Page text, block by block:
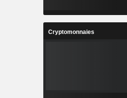
Cryptomonnaies